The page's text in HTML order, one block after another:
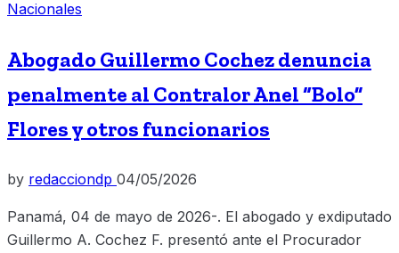
Nacionales
Abogado Guillermo Cochez denuncia
penalmente al Contralor Anel “Bolo”
Flores y otros funcionarios
by redacciondp 04/05/2026
Panamá, 04 de mayo de 2026-. El abogado y exdiputado
Guillermo A. Cochez F. presentó ante el Procurador